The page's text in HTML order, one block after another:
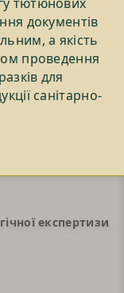
документів
а якість
проведення
для
санітарно-
експертизи